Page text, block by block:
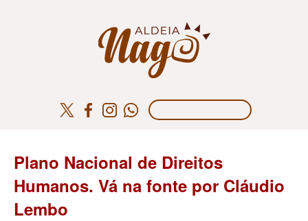
Plano Nacional de Direitos
Humanos. Vá na fonte por Cláudio
Lembo